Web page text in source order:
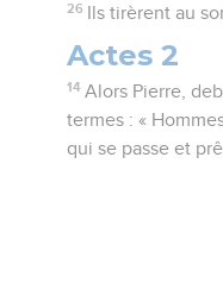
26 Ils tirèrent au
Actes 2
14 Alors Pierre,
termes : «
qui se passe et